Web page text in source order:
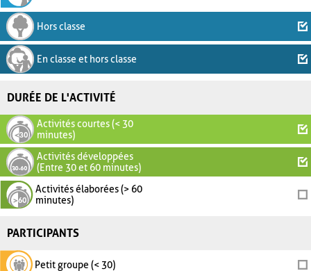
Hors classe
En classe et hors classe
DURÉE DE L'ACTIVITÉ
Activités courtes (< 30
minutes)
Activités développées
(Entre 30 et 60 minutes)
Activités élaborées (> 60
minutes)
PARTICIPANTS
Petit groupe (< 30)